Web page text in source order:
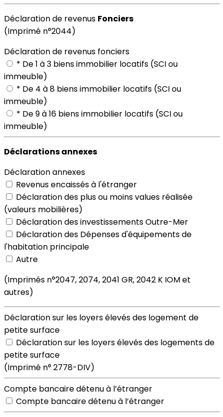
Déclaration de revenus Fonciers
(Imprimé n°2044)
Déclaration de revenus fonciers
* De 1 à 3 biens immobilier locatifs (SCI ou
immeuble)
* De 4 à 8 biens immobilier locatifs (SCI ou
immeuble)
* De 9 à 16 biens immobilier locatifs (SCI ou
immeuble)
Déclarations annexes
Déclaration annexes
Revenus encaissés à l'étranger
Déclaration des plus ou moins values réalisée
(valeurs mobilières)
Déclaration des investissements Outre-Mer
Déclaration des Dépenses d'équipements de
l'habitation principale
Autre
(Imprimés n°2047, 2074, 2041 GR, 2042 K IOM et
autres)
Déclaration sur les loyers élevés des logement de
petite surface
Déclaration sur les loyers élevés des logements de
petite surface
(Imprimé n° 2778-DIV)
Compte bancaire détenu à l’étranger
Compte bancaire détenu à l’étranger